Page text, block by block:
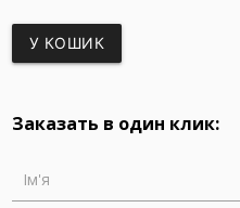
У КОШИК
Заказать в один клик:
Ім'я